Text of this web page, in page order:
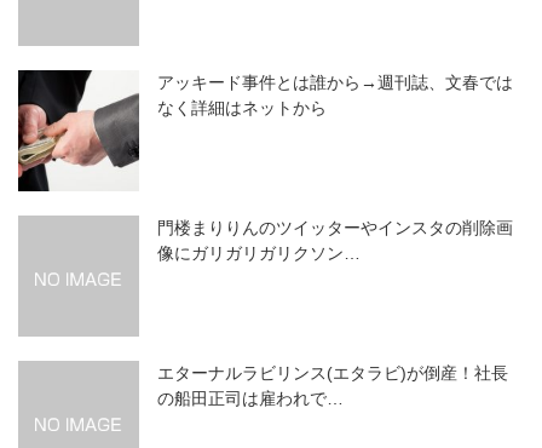
アッキード事件とは誰から→週刊誌、文春では
なく詳細はネットから
門楼まりりんのツイッターやインスタの削除画
像にガリガリガリクソン…
エターナルラビリンス(エタラビ)が倒産！社長
の船田正司は雇われで…